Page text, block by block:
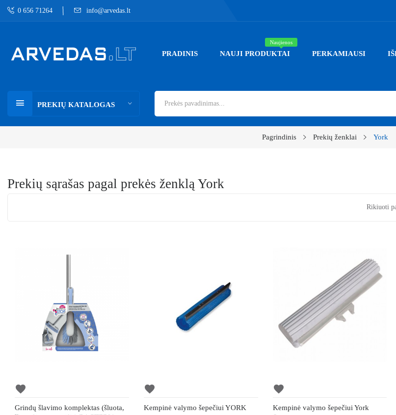
0 656 71264 info@arvedas.lt
PRADINIS NAUJI PRODUKTAI
Naujienos
PERKAMIAUSI
PREKIŲ KATALOGAS
Pagrindinis Prekių ženklai York
Prekių sąrašas pagal prekės ženklą York
Rikiuoti
favorite
Grindų šlavimo komplektas (šluota,
favorite
Kempinė valymo šepečiui YORK
favorite
Kempinė valymo šepečiui York